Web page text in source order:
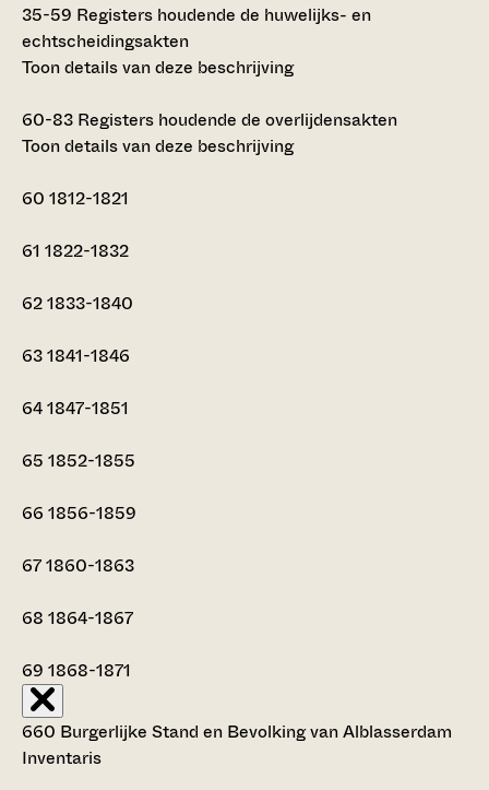
35-59 Registers houdende de huwelijks- en
echtscheidingsakten
Toon details van deze beschrijving
60-83 Registers houdende de overlijdensakten
Toon details van deze beschrijving
60 1812-1821
61 1822-1832
621833-1840
631841-1846
641847-1851
65 1852-1855
66 1856-1859
671860-1863
68 1864-1867
69 1868-1871
660 Burgerlijke Stand en Bevolking van Alblasserdam
Inventaris